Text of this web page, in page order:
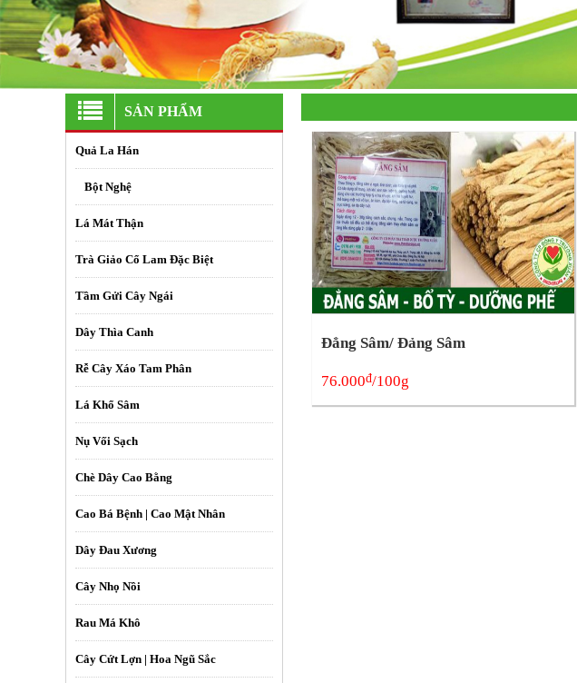
SẢN PHẨM
Quả La Hán
Bột Nghệ
Lá Mát Thận
Trà Giảo Cổ Lam Đặc Biệt
Tầm Gửi Cây Ngái
Dây Thìa Canh
Rễ Cây Xáo Tam Phân
Lá Khổ Sâm
Nụ Vối Sạch
Chè Dây Cao Bằng
Cao Bá Bệnh | Cao Mật Nhân
Dây Đau Xương
Cây Nhọ Nồi
Rau Má Khô
Cây Cứt Lợn | Hoa Ngũ Sắc
Đẳng Sâm/ Đảng Sâm
76.000đ/100g